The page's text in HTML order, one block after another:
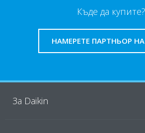
Къде да купите?
НАМЕРЕТЕ ПАРТНЬОР НА
За Daikin